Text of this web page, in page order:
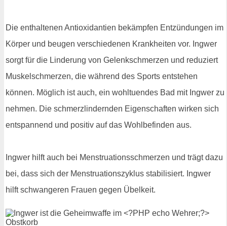
Die enthaltenen Antioxidantien bekämpfen Entzündungen im
Körper und beugen verschiedenen Krankheiten vor. Ingwer
sorgt für die Linderung von Gelenkschmerzen und reduziert
Muskelschmerzen, die während des Sports entstehen
können. Möglich ist auch, ein wohltuendes Bad mit Ingwer zu
nehmen. Die schmerzlindernden Eigenschaften wirken sich
entspannend und positiv auf das Wohlbefinden aus.
Ingwer hilft auch bei Menstruationsschmerzen und trägt dazu
bei, dass sich der Menstruationszyklus stabilisiert. Ingwer
hilft schwangeren Frauen gegen Übelkeit.